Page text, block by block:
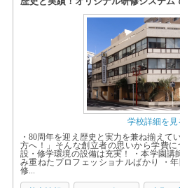
学校詳細を見
・80周年を迎え歴史と実力を兼ね揃えて
方へ！」そんな創立者の思いから学費
設・修学環境の設備は充実！ ・本学園講
み重ねたプロフェッショナルばかり ・
修...